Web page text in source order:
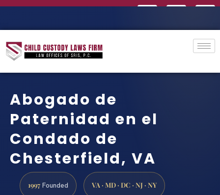
Abogado de
Paternidad en el
Condado de
Chesterfield, VA
1997 Founded VA · MD · DC · NJ · NY